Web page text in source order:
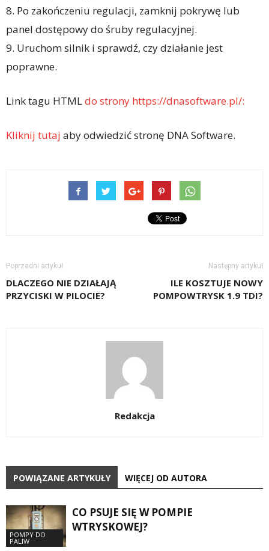
8. Po zakończeniu regulacji, zamknij pokrywę lub
panel dostępowy do śruby regulacyjnej.
9. Uruchom silnik i sprawdź, czy działanie jest
poprawne.
Link tagu HTMLdo strony https://dnasoftware.pl/:
Kliknij tutaj aby odwiedzić stronę DNA Software.
Poprzedni artykuł
DLACZEGO NIE DZIAŁAJĄ
PRZYCISKI W PILOCIE?
Następny artykuł
ILE KOSZTUJE NOWY
POMPOWTRYSK 1.9 TDI?
Redakcja
POWIĄZANE ARTYKUŁY WIĘCEJ OD AUTORA
POMPY DO
PALIW
CO PSUJE SIĘ W POMPIE
WTRYSKOWEJ?